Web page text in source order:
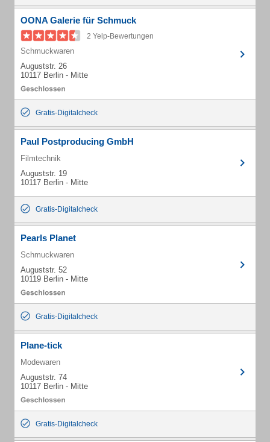
OONA Galerie für Schmuck
2 Yelp-Bewertungen
Schmuckwaren
Auguststr. 26
10117 Berlin - Mitte
Gratis-Digitalcheck
Paul Postproducing GmbH
Filmtechnik
Auguststr. 19
10117 Berlin - Mitte
Gratis-Digitalcheck
Pearls Planet
Schmuckwaren
Auguststr. 52
10119 Berlin - Mitte
Gratis-Digitalcheck
Plane-tick
Modewaren
Auguststr. 74
10117 Berlin - Mitte
Gratis-Digitalcheck